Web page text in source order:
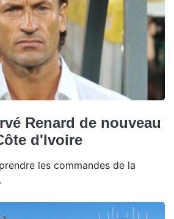
Renard de nouveau
d'Ivoire
les commandes de la